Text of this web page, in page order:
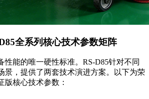
全系列核心技术参数矩阵
性能的唯一硬性标准。RS-D85针对不同
景，提供了两套技术演进方案。以下为荣
版核心技术参数：